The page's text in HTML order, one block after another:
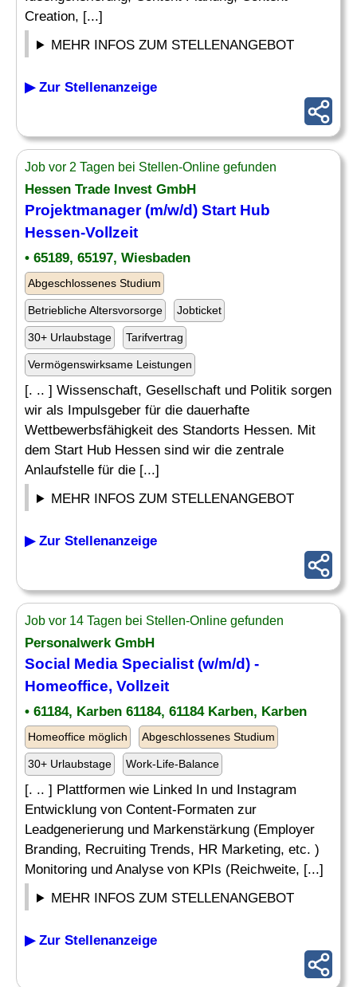
Creation, [...]
MEHR INFOS ZUM STELLENANGEBOT
▶ Zur Stellenanzeige
Job vor 2 Tagen bei Stellen-Online gefunden
Hessen Trade Invest GmbH
Projektmanager (m/w/d) Start Hub
Hessen-Vollzeit
• 65189, 65197, Wiesbaden
Abgeschlossenes Studium
Betriebliche Altersvorsorge Jobticket
30+ Urlaubstage Tarifvertrag
Vermögenswirksame Leistungen
[. .. ] Wissenschaft, Gesellschaft und Politik sorgen
wir als Impulsgeber für die dauerhafte
Wettbewerbsfähigkeit des Standorts Hessen. Mit
dem Start Hub Hessen sind wir die zentrale
Anlaufstelle für die [...]
MEHR INFOS ZUM STELLENANGEBOT
▶ Zur Stellenanzeige
Job vor 14 Tagen bei Stellen-Online gefunden
Personalwerk GmbH
Social Media Specialist (w/m/d) -
Homeoffice, Vollzeit
• 61184, Karben 61184, 61184 Karben, Karben
Homeoffice möglich Abgeschlossenes Studium
30+ Urlaubstage Work-Life-Balance
[. .. ] Plattformen wie Linked In und Instagram
Entwicklung von Content-Formaten zur
Leadgenerierung und Markenstärkung (Employer
Branding, Recruiting Trends, HR Marketing, etc. )
Monitoring und Analyse von KPIs (Reichweite, [...]
MEHR INFOS ZUM STELLENANGEBOT
▶ Zur Stellenanzeige